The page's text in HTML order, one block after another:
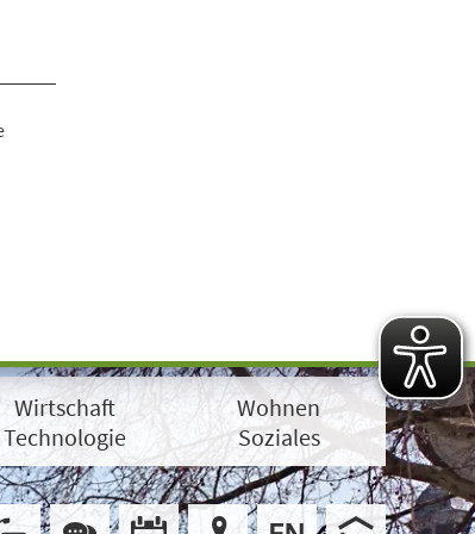
Wirtschaft
Technologie
Wohnen
Soziales